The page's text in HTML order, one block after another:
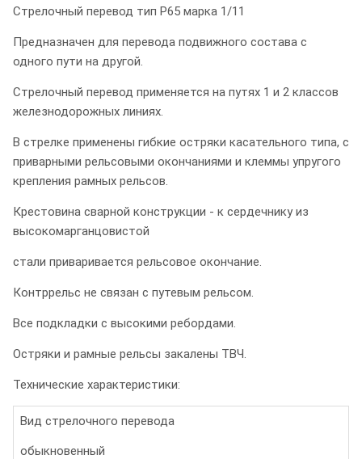
Стрелочный перевод тип Р65 марка 1/11
Предназначен для перевода подвижного состава с
одного пути на другой.
Стрелочный перевод применяется на путях 1 и 2 классов
железнодорожных линиях.
В стрелке применены гибкие остряки касательного типа, с
приварными рельсовыми окончаниями и клеммы упругого
крепления рамных рельсов.
Крестовина сварной конструкции - к сердечнику из
высокомарганцовистой
стали приваривается рельсовое окончание.
Контррельс не связан с путевым рельсом.
Все подкладки с высокими ребордами.
Остряки и рамные рельсы закалены ТВЧ.
Технические характеристики:
Вид стрелочного перевода
обыкновенный